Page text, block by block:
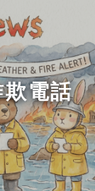
電話